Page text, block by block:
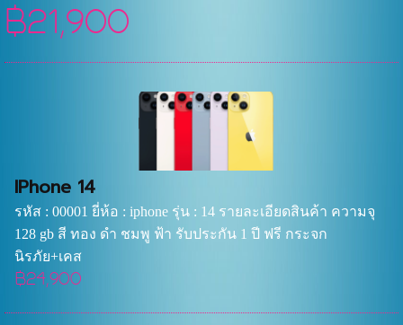
฿21,900
IPhone 14
รหัส : 00001 ยี่ห้อ : iphone รุ่น : 14 รายละเอียดสินค้า ความจุ
128 gb สี ทอง ดำ ชมพู ฟ้า รับประกัน 1 ปี ฟรี กระจก
นิรภัย+เคส
฿24,900